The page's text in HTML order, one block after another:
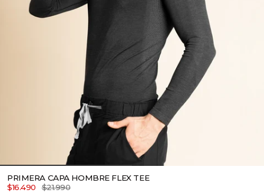
PRIMERA CAPA HOMBRE FLEX TEE
$16.490
$21.990